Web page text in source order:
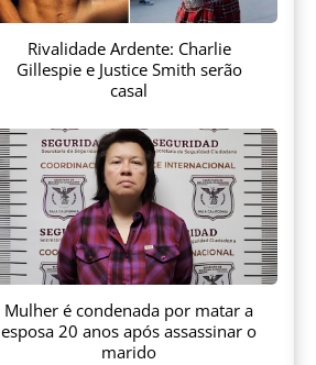
Rivalidade Ardente: Charlie
Gillespie e Justice Smith serão
casal
Mulher é condenada por matar a
esposa 20 anos após assassinar o
marido